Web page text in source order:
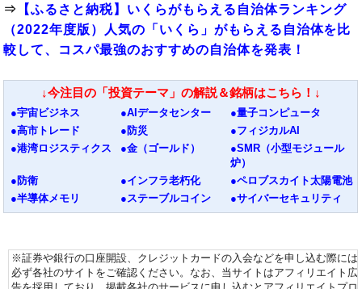
⇒ 【ふるさと納税】いくらがもらえる自治体ランキング
（2022年度版）人気の「いくら」がもらえる自治体を比
較して、コスパ最強のおすすめの自治体を発表！
↓今注目の「投資テーマ」の解説＆銘柄はこちら！↓
●宇宙ビジネス ●AIデータセンター
●量子コンピュータ
●高市トレード
●防災
●フィジカルAI
●港湾ロジスティクス
●金（ゴールド）
●SMR（小型モジュール
炉）
●防衛
●インフラ老朽化
●ペロブスカイト太陽電池
●半導体メモリ
●ステーブルコイン ●サイバーセキュリティ
※証券や銀行の口座開設、クレジットカードの入会などを申し込む際には
必ず各社のサイトをご確認ください。なお、当サイトはアフィリエイト広